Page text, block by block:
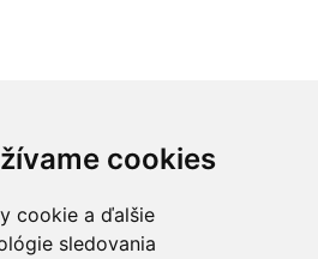
cookies
cookie a ďalšie
sledovania